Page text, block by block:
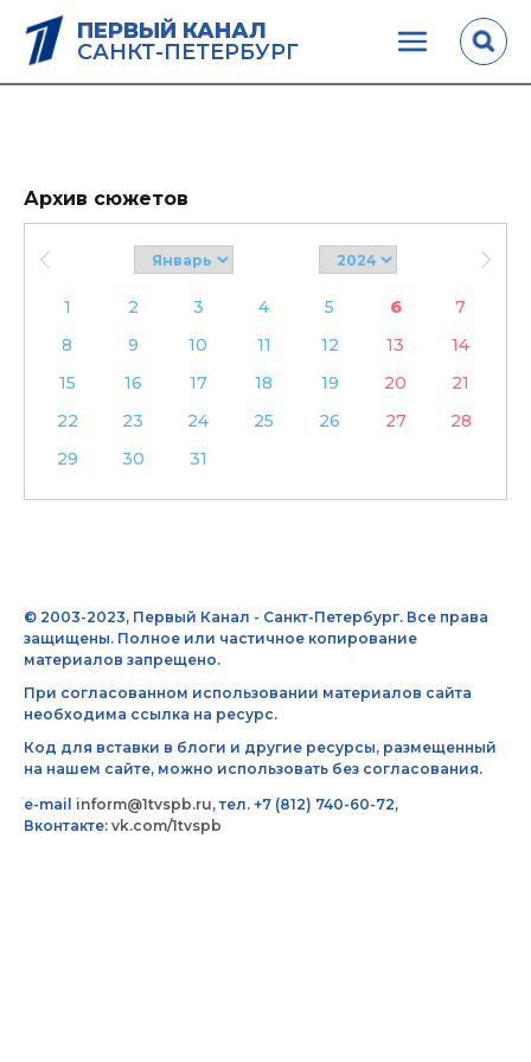
ПЕРВЫЙ КАНАЛ
САНКТ-ПЕТЕРБУРГ
Архив сюжетов
1 2 3 4 5 6
7
8
9 10 11 12 13
14
15
16 17 18 19 20
21
22
23 24 25 26 27
28
29
30 31
© 2003-2023, Первый Канал - Санкт-Петербург. Все права
защищены. Полное или частичное копирование
материалов запрещено.
При согласованном использовании материалов сайта
необходима ссылка на ресурс.
Код для вставки в блоги и другие ресурсы, размещенный
на нашем сайте, можно использовать без согласования.
e-mail inform@1tvspb.ru, тел. +7 (812) 740-60-72,
Вконтакте: vk.com/1tvspb